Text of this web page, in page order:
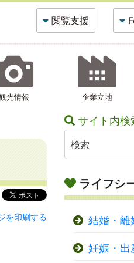
閲覧支援
光情報 企業立地
を印刷する
サイト内検
ライフシ
結婚・離
妊娠・出